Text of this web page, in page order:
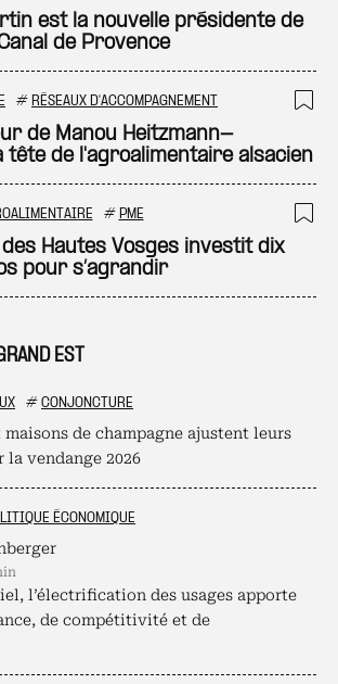
EST
# CONJONCTURE
de champagne ajustent leurs
la vendange 2026
ÉCONOMIQUE
l’électrification des usages apporte
de compétitivité et de
est la nouvelle présidente de
de Provence
# RÉSEAUX D'ACCOMPAGNEMENT
de Manou Heitzmann-
tête de l'agroalimentaire alsacien
# PME
Hautes Vosges investit dix
pour s’agrandir